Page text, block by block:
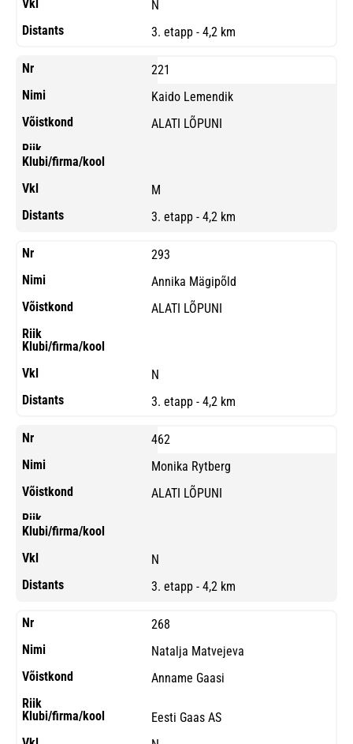
N
3. etapp - 4,2 km
221
Kaido Lemendik
ALATI LÕPUNI
M
3. etapp - 4,2 km
293
Annika Mägipõld
ALATI LÕPUNI
N
3. etapp - 4,2 km
462
Monika Rytberg
ALATI LÕPUNI
N
3. etapp - 4,2 km
268
Natalja Matvejeva
Anname Gaasi
Eesti Gaas AS